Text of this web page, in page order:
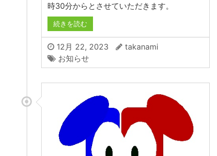
時30分からとさせていただきます。
続きを読む
12月 22, 2023
takanami
お知らせ